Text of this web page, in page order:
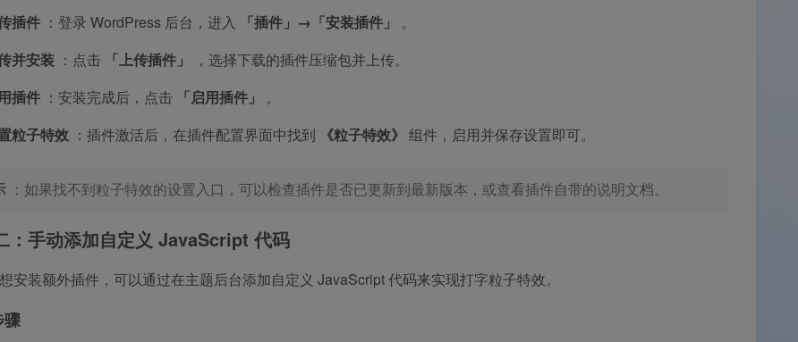
插件 ：登录 WordPress 后台，进入 「插件」→「安装插件」 。
并安装 ：点击 「上传插件」
，选择下载的插件压缩包并上传。
插件 ：安装完成后，点击 「启用插件」 。
粒子特效 ：插件激活后，在插件配置界面中找到 《粒子特效》 组件，启用并保存设置即可。
：如果找不到粒子特效的设置入口，可以检查插件是否已更新到最新版本，或查看插件自带的说明文档。
：手动添加自定义 JavaScript 代码
安装额外插件，可以通过在主题后台添加自定义 JavaScript 代码来实现打字粒子特效。
骤